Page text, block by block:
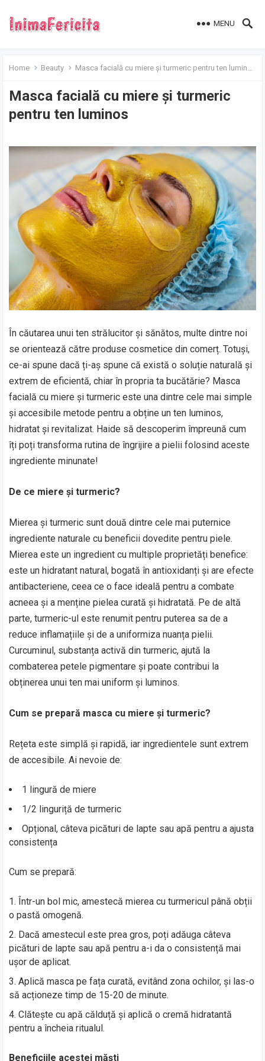
MENU
Home Beauty Masca facială cu miere și turmeric pentru ten luminos
Masca facială cu miere și turmeric
pentru ten luminos
În căutarea unui ten strălucitor și sănătos, multe dintre noi
se orientează către produse cosmetice din comerț. Totuși,
ce-ai spune dacă ți-aș spune că există o soluție naturală și
extrem de eficientă, chiar în propria ta bucătărie? Masca
facială cu miere și turmeric este una dintre cele mai simple
și accesibile metode pentru a obține un ten luminos,
hidratat și revitalizat. Haide să descoperim împreună cum
îți poți transforma rutina de îngrijire a pielii folosind aceste
ingrediente minunate!
De ce miere și turmeric?
Mierea și turmeric sunt două dintre cele mai puternice
ingrediente naturale cu beneficii dovedite pentru piele.
Mierea este un ingredient cu multiple proprietăți benefice:
este un hidratant natural, bogată în antioxidanți și are efecte
antibacteriene, ceea ce o face ideală pentru a combate
acneea și a menține pielea curată și hidratată. Pe de altă
parte, turmeric-ul este renumit pentru puterea sa de a
reduce inflamațiile și de a uniformiza nuanța pielii.
Curcuminul, substanța activă din turmeric, ajută la
combaterea petele pigmentare și poate contribui la
obținerea unui ten mai uniform și luminos.
Cum se prepară masca cu miere și turmeric?
Rețeta este simplă și rapidă, iar ingredientele sunt extrem
de accesibile. Ai nevoie de:
1 lingură de miere
1/2 linguriță de turmeric
Opțional, câteva picături de lapte sau apă pentru a ajusta
consistența
Cum se prepară:
Într-un bol mic, amestecă mierea cu turmericul până obții
o pastă omogenă.
Dacă amestecul este prea gros, poți adăuga câteva
picături de lapte sau apă pentru a-i da o consistență mai
ușor de aplicat.
Aplică masca pe fața curată, evitând zona ochilor, și las-o
să acționeze timp de 15-20 de minute.
Clătește cu apă călduță și aplică o cremă hidratantă
pentru a încheia ritualul.
Beneficiile acestei măști